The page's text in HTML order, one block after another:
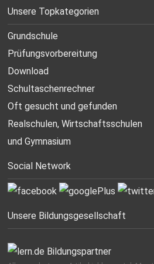
Unsere Topkategorien
Grundschule
Prüfungsvorbereitung
Download
Schultaschenrechner
Oft gesucht und gefunden
Realschulen,Wirtschaftsschulen
und Gymnasium
Social Network
Unsere Bildungsgesellschaft